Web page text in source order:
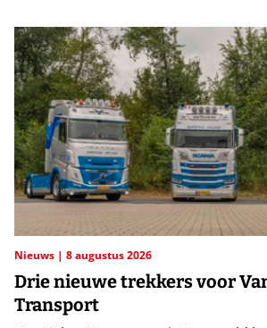
Nieuws 8 augustus 2026
Drie nieuwe trekkers voor
Transport